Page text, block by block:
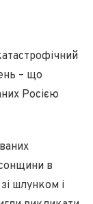
– що
Росією
в
шлунком і